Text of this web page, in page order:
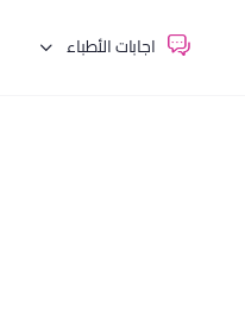
اجابات الأطباء